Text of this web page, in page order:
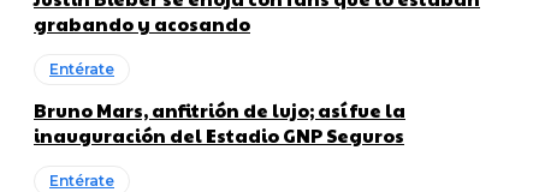
grabando y acosando
Entérate
Bruno Mars, anfitrión de lujo; así fue la
inauguración del Estadio GNP Seguros
Entérate